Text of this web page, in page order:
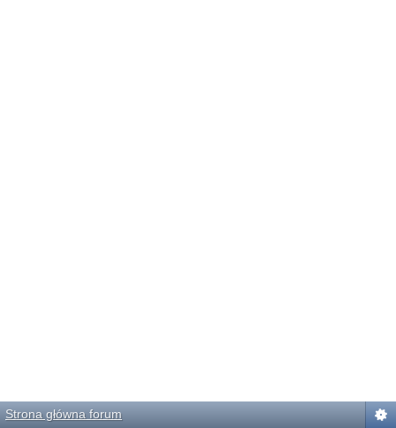
Strona główna forum